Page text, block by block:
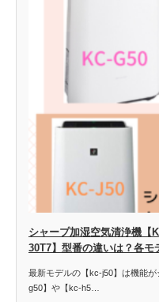
シャープ加湿空気清浄機【
30T7】型番の違いは？各モ
最新モデルの【kc-j50】は機能
g50】や【kc-h5…